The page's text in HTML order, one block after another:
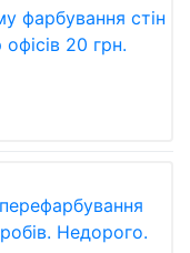
фарбування стін
20 грн.
Недорого.